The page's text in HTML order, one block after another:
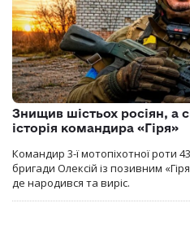
Знищив шістьох росіян, а
історія командира «Гіря»
Командир 3-ї мотопіхотної роти
бригади Олексій із позивним
де народився та виріс.